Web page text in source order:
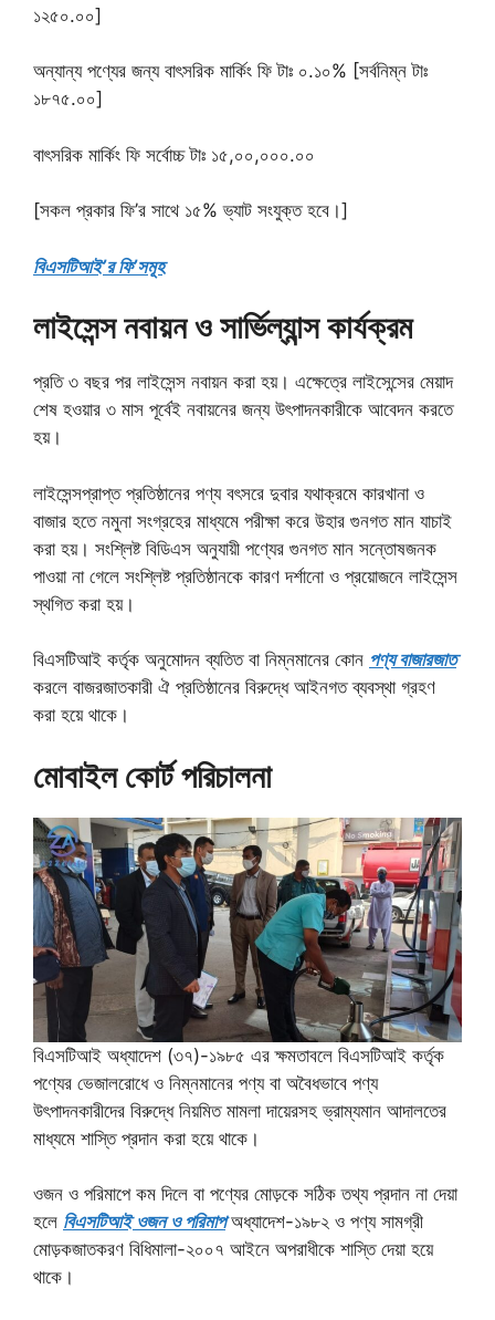
১২৫০.০০]
অন্যান্য পণ্যের জন্য বাৎসরিক মার্কিং ফি টাঃ ০.১০% [সর্বনিম্ন টাঃ
১৮৭৫.০০]
বাৎসরিক মার্কিং ফি সর্বোচ্চ টাঃ ১৫,০০,০০০.০০
[সকল প্রকার ফি’র সাথে ১৫% ভ্যাট সংযুক্ত হবে।]
বিএসটিআই’র ফি’সমূহ
লাইসেন্স নবায়ন ও সার্ভিল্যান্স কার্যক্রম
প্রতি ৩ বছর পর লাইসেন্স নবায়ন করা হয়। এক্ষেত্রে লাইসেন্সের মেয়াদ
শেষ হওয়ার ৩ মাস পূর্বেই নবায়নের জন্য উৎপাদনকারীকে আবেদন করতে
হয়।
লাইসেন্সপ্রাপ্ত প্রতিষ্ঠানের পণ্য বৎসরে দুবার যথাক্রমে কারখানা ও
বাজার হতে নমুনা সংগ্রহের মাধ্যমে পরীক্ষা করে উহার গুনগত মান যাচাই
করা হয়। সংশ্লিষ্ট বিডিএস অনুযায়ী পণ্যের গুনগত মান সন্তোষজনক
পাওয়া না গেলে সংশ্লিষ্ট প্রতিষ্ঠানকে কারণ দর্শানো ও প্রয়োজনে লাইসেন্স
স্থগিত করা হয়।
বিএসটিআই কর্তৃক অনুমোদন ব্যতিত বা নিম্নমানের কোন পণ্য বাজারজাত
করলে বাজরজাতকারী ঐ প্রতিষ্ঠানের বিরুদ্ধে আইনগত ব্যবস্থা গ্রহণ
করা হয়ে থাকে।
মোবাইল কোর্ট পরিচালনা
বিএসটিআই অধ্যাদেশ (৩৭)-১৯৮৫ এর ক্ষমতাবলে বিএসটিআই কর্তৃক
পণ্যের ভেজালরোধে ও নিম্নমানের পণ্য বা অবৈধভাবে পণ্য
উৎপাদনকারীদের বিরুদ্ধে নিয়মিত মামলা দায়েরসহ ভ্রাম্যমান আদালতের
মাধ্যমে শাস্তি প্রদান করা হয়ে থাকে।
ওজন ও পরিমাপে কম দিলে বা পণ্যের মোড়কে সঠিক তথ্য প্রদান না দেয়া
হলে বিএসটিআই ওজন ও পরিমাপঅধ্যাদেশ-১৯৮২ ও পণ্য সামগ্রী
মোড়কজাতকরণ বিধিমালা-২০০৭ আইনে অপরাধীকে শাস্তি দেয়া হয়ে
থাকে।